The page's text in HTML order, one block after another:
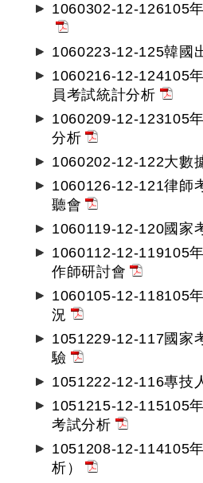
1060302-12-126105
1060223-12-125韓國
1060216-12-124105
員考試統計分析
1060209-12-123105
分析
1060202-12-122大數
1060126-12-121律師
聽會
1060119-12-120國家
1060112-12-119105
作師研討會
1060105-12-118105
況
1051229-12-117國家
驗
1051222-12-116專技
1051215-12-115105
考試分析
1051208-12-114105
析）